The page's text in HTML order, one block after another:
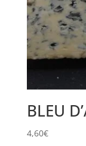
BLEU
4,60€